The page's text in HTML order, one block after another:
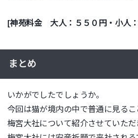
[神苑料金 大人：５５０円・小人
まとめ
いかがでしたでしょうか。
今回は猫が境内の中で普通に見るこ
梅宮大社について紹介させていただ